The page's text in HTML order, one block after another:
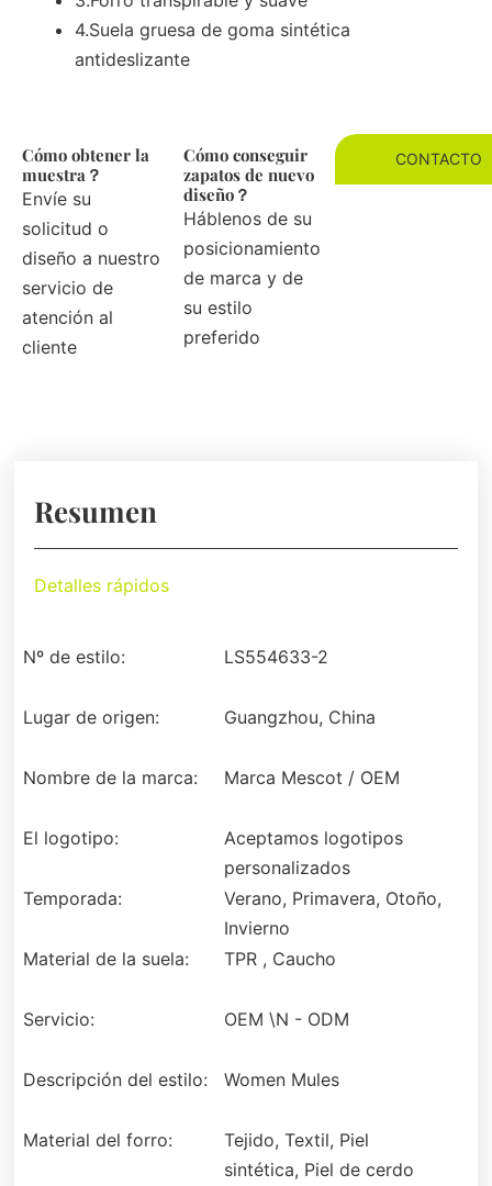
4.Suela gruesa de goma sintética
antideslizante
Cómo obtener la
muestra？
Envíe su
solicitud o
diseño a nuestro
servicio de
atención al
cliente
Cómo conseguir
zapatos de nuevo
diseño？
Háblenos de su
posicionamiento
de marca y de
su estilo
preferido
CONTACTO
Resumen
Detalles rápidos
Nº de estilo: LS554633-2
Lugar de origen: Guangzhou, China
Nombre de la marca: Marca Mescot / OEM
El logotipo:
Aceptamos logotipos
personalizados
Temporada:
Verano, Primavera, Otoño,
Invierno
Material de la suela:
TPR , Caucho
Servicio: OEM \N - ODM
Descripción del estilo: Women Mules
Material del forro:
Tejido, Textil, Piel
sintética, Piel de cerdo